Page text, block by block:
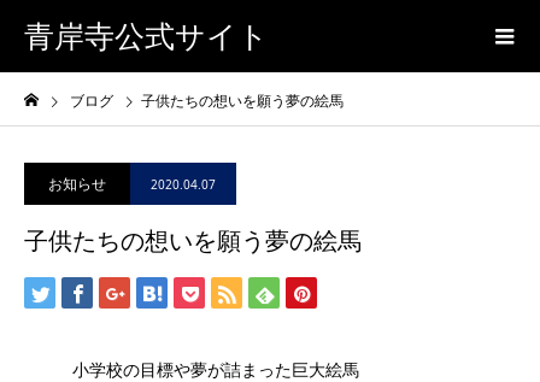
青岸寺公式サイト
ブログ 子供たちの想いを願う夢の絵馬
お知らせ 2020.04.07
子供たちの想いを願う夢の絵馬
小学校の目標や夢が詰まった巨大絵馬